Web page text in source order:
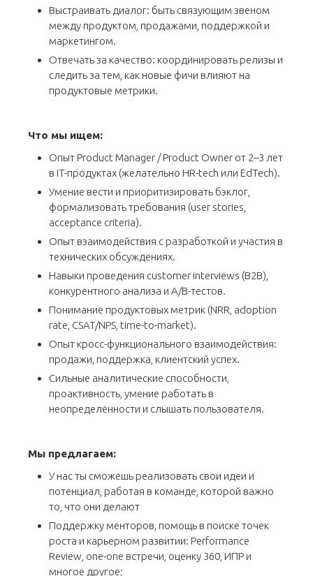
Выстраивать диалог: быть связующим звеном
между продуктом, продажами, поддержкой и
маркетингом.
Отвечать за качество: координировать релизы и
следить за тем, как новые фичи влияют на
продуктовые метрики.
Что мы ищем:
Опыт Product Manager / Product Owner от 2–3 лет
в IT-продуктах (желательно HR-tech или EdTech).
Умение вести и приоритизировать бэклог,
формализовать требования (user stories,
acceptance criteria).
Опыт взаимодействия с разработкой и участия в
технических обсуждениях.
Навыки проведения customer interviews (B2B),
конкурентного анализа и A/B-тестов.
Понимание продуктовых метрик (NRR, adoption
rate, CSAT/NPS, time-to-market).
Опыт кросс-функционального взаимодействия:
продажи, поддержка, клиентский успех.
Сильные аналитические способности,
проактивность, умение работать в
неопределённости и слышать пользователя.
Мы предлагаем:
У нас ты сможешь реализовать свои идеи и
потенциал, работая в команде, которой важно
то, что они делают
Поддержку менторов, помощь в поиске точек
роста и карьерном развитии: Performance
Review, one-one встречи, оценку 360, ИПР и
многое другое;